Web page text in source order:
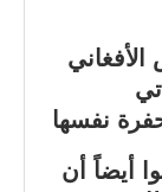
أيضاً أن